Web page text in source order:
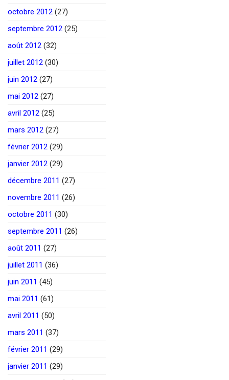
octobre 2012 (27)
septembre 2012 (25)
août 2012 (32)
juillet 2012 (30)
juin 2012 (27)
mai 2012 (27)
avril 2012 (25)
mars 2012 (27)
février 2012 (29)
janvier 2012 (29)
décembre 2011 (27)
novembre 2011 (26)
octobre 2011 (30)
septembre 2011 (26)
août 2011 (27)
juillet 2011 (36)
juin 2011 (45)
mai 2011 (61)
avril 2011 (50)
mars 2011 (37)
février 2011 (29)
janvier 2011 (29)